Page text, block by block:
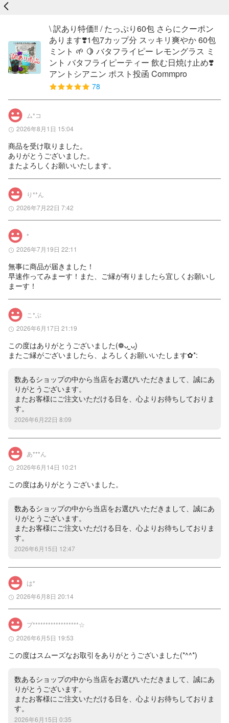
戻る
\ 訳あり特価‼️‪ / たっぷり60包 さらにクーポン
あります❣️1包7カップ分 スッキリ爽やか 60包
ミント 🌱 🍋 バタフライピー レモングラス ミ
ント バタフライピーティー 飲む日焼け止め❣️
アントシアニン ポスト投函 Commpro
78
ム*コ
2026年8月1日 15:04
商品を受け取りました。
ありがとうございました。
またよろしくお願いいたします。
り**ん
2026年7月22日 7:42
*
2026年7月19日 22:11
無事に商品が届きました！
早速作ってみまーす！また、ご縁が有りましたら宜しくお願いし
まーす！
こ*ぶ
2026年6月17日 21:19
この度はありがとうございました(❁ᴗ͈ˬᴗ͈)
またご縁がございましたら、よろしくお願いいたします✿*:
数あるショップの中から当店をお選びいただきまして、誠にあ
りがとうございます。
またお客様にご注文いただける日を、心よりお待ちしておりま
す。
2026年6月22日 8:09
あ***ん
2026年6月14日 10:21
この度はありがとうございました。
数あるショップの中から当店をお選びいただきまして、誠にあ
りがとうございます。
またお客様にご注文いただける日を、心よりお待ちしておりま
す。
2026年6月15日 12:47
は*
2026年6月8日 20:14
プ******************☆
2026年6月5日 19:53
この度はスムーズなお取引をありがとうございました(*^^*)
数あるショップの中から当店をお選びいただきまして、誠にあ
りがとうございます。
またお客様にご注文いただける日を、心よりお待ちしておりま
す。
2026年6月15日 0:35